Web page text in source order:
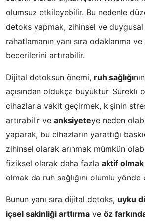
olumsuz etkileyebilir. Bu nedenle
detoks yapmak, zihinsel ve duygusal
rahatlamanın yanı sıra odaklanma
becerilerini artırabilir.
Dijital detoksun önemi, ruh sağlığı
açısından oldukça büyüktür. Sürekli
cihazlarla vakit geçirmek, kişinin
artırabilir ve anksiyeteye neden
yaparak, bu cihazların yarattığı
zihinsel olarak arınmak mümkün
fiziksel olarak daha fazla aktif olmak
olmak da ruh sağlığını olumlu
Bunun yanı sıra dijital detoks, uyku
içsel sakinliği arttırma ve öz